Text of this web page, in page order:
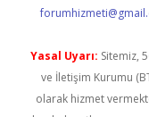
Yasal Uyarı: Sitemiz,
ve İletişim Kurumu
olarak hizmet